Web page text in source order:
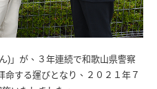
)」が、３年連続で和歌山県警察
命する運びとなり、２０２１年７